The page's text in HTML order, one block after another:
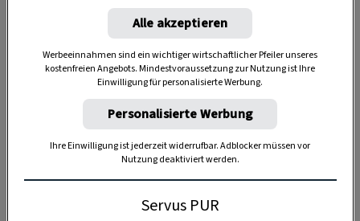
Alle akzeptieren
Werbeeinnahmen sind ein wichtiger wirtschaftlicher Pfeiler unseres
kostenfreien Angebots. Mindestvoraussetzung zur Nutzung ist Ihre
Einwilligung für personalisierte Werbung.
Personalisierte Werbung
Ihre Einwilligung ist jederzeit widerrufbar. Adblocker müssen vor
Nutzung deaktiviert werden.
Servus PUR